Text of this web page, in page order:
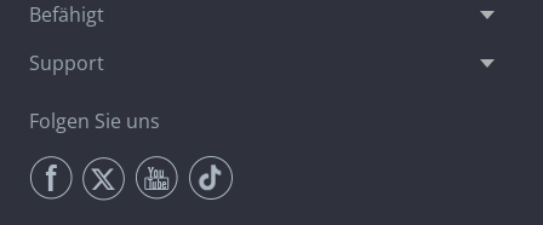
Befähigt
Support
Folgen Sie uns